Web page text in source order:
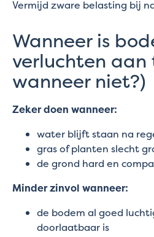
Vermijd zware belasting bij
Wanneer is
verluchten aan
wanneer niet?)
Zeker doen wanneer:
water blijft staan na
gras of planten slecht
de grond hard en
Minder zinvol wanneer:
de bodem al goed
doorlaatbaar is